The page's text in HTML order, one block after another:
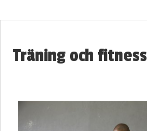
Träning och fitness